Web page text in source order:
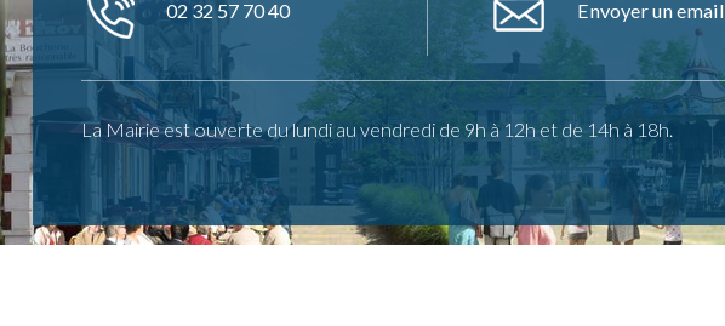
02 32 57 70 40 Envoyer un email
La Mairie est ouverte du lundi au vendredi de 9h à 12h et de 14h à 18h.